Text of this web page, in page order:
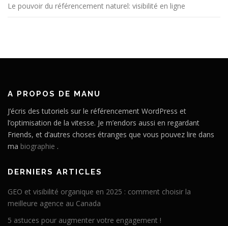
Le pouvoir du référencement naturel: visibilité en ligne
A PROPOS DE MANU
J’écris des tutoriels sur le référencement WordPress et
l’optimisation de la vitesse. Je m’endors aussi en regardant
Friends, et d’autres choses étranges que vous pouvez lire dans
ma biographie .
DERNIERS ARTICLES
GEO et visibilité organique en 2025 : comment choisir la
meilleure agence au Canada
5 astuces pour augmenter votre engagement !